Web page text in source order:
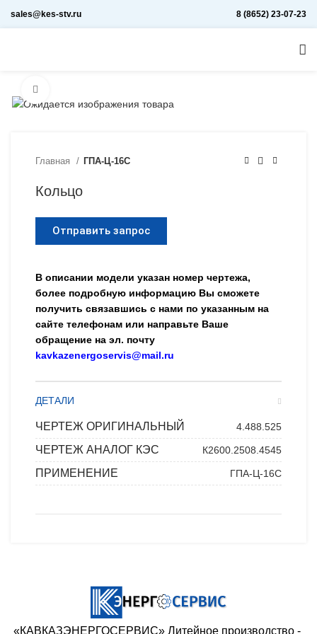
sales@kes-stv.ru 8 (8652) 23-07-23
Главная ГПА-Ц-16С
Кольцо
Отправить запрос
В описании модели указан номер чертежа,
более подробную информацию Вы сможете
получить связавшись с нами по указанным на
сайте телефонам или направьте Ваше
обращение на эл. почту
kavkazenergoservis@mail.ru
ДЕТАЛИ
ЧЕРТЕЖ ОРИГИНАЛЬНЫЙ 4.488.525
ЧЕРТЕЖ АНАЛОГ КЭС К2600.2508.4545
ПРИМЕНЕНИЕ ГПА-Ц-16С
«КАВКАЗЭНЕРГОСЕРВИС» ​Литейное производство - ​